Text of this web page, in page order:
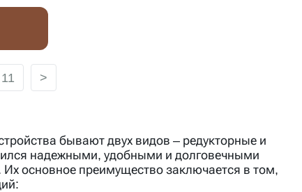
11 >
бывают двух видов – редукторные и
надежными, удобными и долговечными
основное преимущество заключается в том,